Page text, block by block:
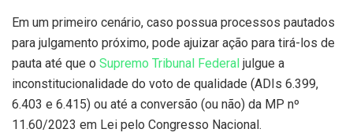
Em um primeiro cenário, caso possua processos pautados
para julgamento próximo, pode ajuizar ação para tirá-los de
pauta até que o Supremo Tribunal Federal julgue a
inconstitucionalidade do voto de qualidade (ADIs 6.399,
6.403 e 6.415) ou até a conversão (ou não) da MP nº
11.60/2023 em Lei pelo Congresso Nacional.